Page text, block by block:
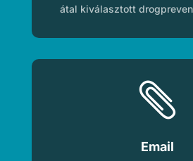
átal kiválasztott

Email